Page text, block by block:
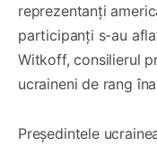
reprezentanți
participanți s-au
Witkoff, consilierul
ucraineni de rang
Președintele